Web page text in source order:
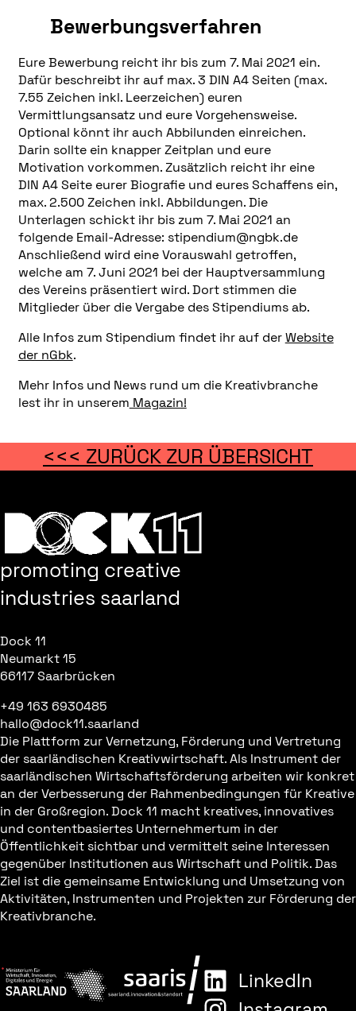
Bewerbungsverfahren
Eure Bewerbung reicht ihr bis zum 7. Mai 2021 ein.
Dafür beschreibt ihr auf max. 3 DIN A4 Seiten (max.
7.55 Zeichen inkl. Leerzeichen) euren
Vermittlungsansatz und eure Vorgehensweise.
Optional könnt ihr auch Abbilunden einreichen.
Darin sollte ein knapper Zeitplan und eure
Motivation vorkommen. Zusätzlich reicht ihr eine
DIN A4 Seite eurer Biografie und eures Schaffens ein,
max. 2.500 Zeichen inkl. Abbildungen. Die
Unterlagen schickt ihr bis zum 7. Mai 2021 an
folgende Email-Adresse: stipendium@ngbk.de
Anschließend wird eine Vorauswahl getroffen,
welche am 7. Juni 2021 bei der Hauptversammlung
des Vereins präsentiert wird. Dort stimmen die
Mitglieder über die Vergabe des Stipendiums ab.
Alle Infos zum Stipendium findet ihr auf derWebsite
der nGbk.
Mehr Infos und News rund um die Kreativbranche
lest ihr in unserem Magazin!
<<< ZURÜCK ZUR ÜBERSICHT
promoting creative
industries saarland
Dock 11
Neumarkt 15
66117 Saarbrücken
+49 163 6930485
hallo@dock11.saarland
Die Plattform zur Vernetzung, Förderung und Vertretung
der saarländischen Kreativwirtschaft. Als Instrument der
saarländischen Wirtschaftsförderung arbeiten wir konkret
an der Verbesserung der Rahmenbedingungen für Kreative
in der Großregion. Dock 11 macht kreatives, innovatives
und contentbasiertes Unternehmertum in der
Öffentlichkeit sichtbar und vermittelt seine Interessen
gegenüber Institutionen aus Wirtschaft und Politik. Das
Ziel ist die gemeinsame Entwicklung und Umsetzung von
Aktivitäten, Instrumenten und Projekten zur Förderung der
Kreativbranche.
LinkedIn